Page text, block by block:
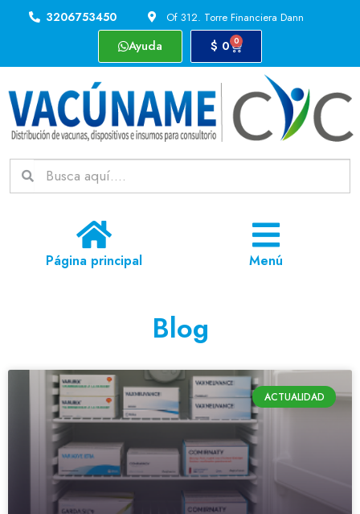
3206753450 Of 312. Torre Financiera Dann
Ayuda $ 0 0
Página principal Menú
Blog
ACTUALIDAD